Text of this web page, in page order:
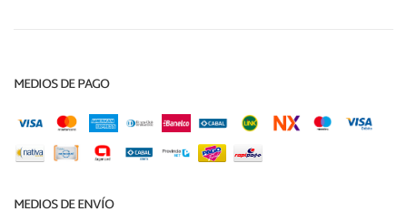
MEDIOS DE PAGO
MEDIOS DE ENVÍO